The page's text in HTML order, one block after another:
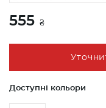
555 ₴
Доступні кольори